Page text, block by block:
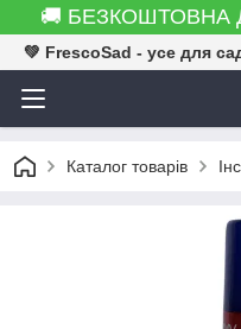
🚚 БЕЗКОШТОВНА
💚 FrescoSad - усе для
Каталог товарів